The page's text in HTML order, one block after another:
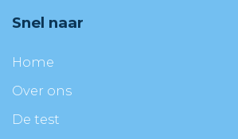
Snel naar
Home
Over ons
De test